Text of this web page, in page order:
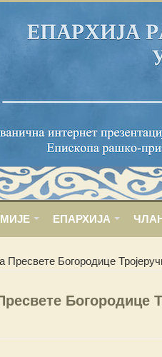
ЕПАРХИЈА
Пресвете Богородице
Богородице